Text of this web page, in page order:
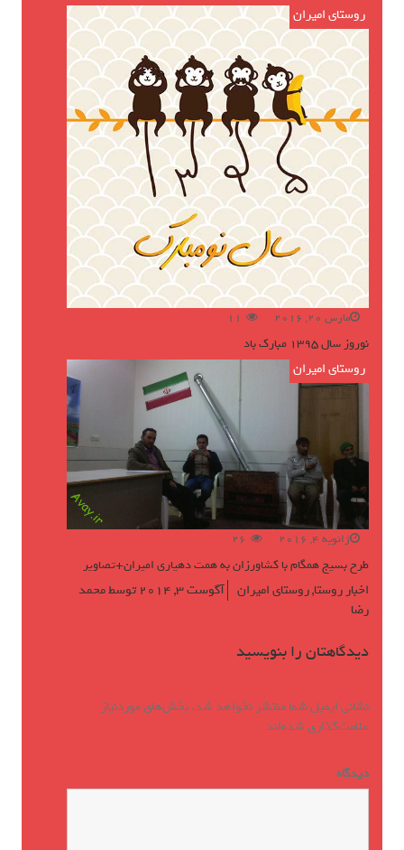
روستای امیران
مارس 20, 2016 11
نوروز سال ۱۳۹۵ مبارک باد
روستای امیران
ژانویه 4, 2016 26
طرح بسیج همگام با کشاورزان به همت دهیاری امیران+تصاویر
اخبار روستا,روستای امیران آگوست 3, 2014 توسطمحمد
رضا
دیدگاهتان را بنویسید
نشانی ایمیل شما منتشر نخواهد شد.بخش‌های موردنیاز
علامت‌گذاری شده‌اند
دیدگاه